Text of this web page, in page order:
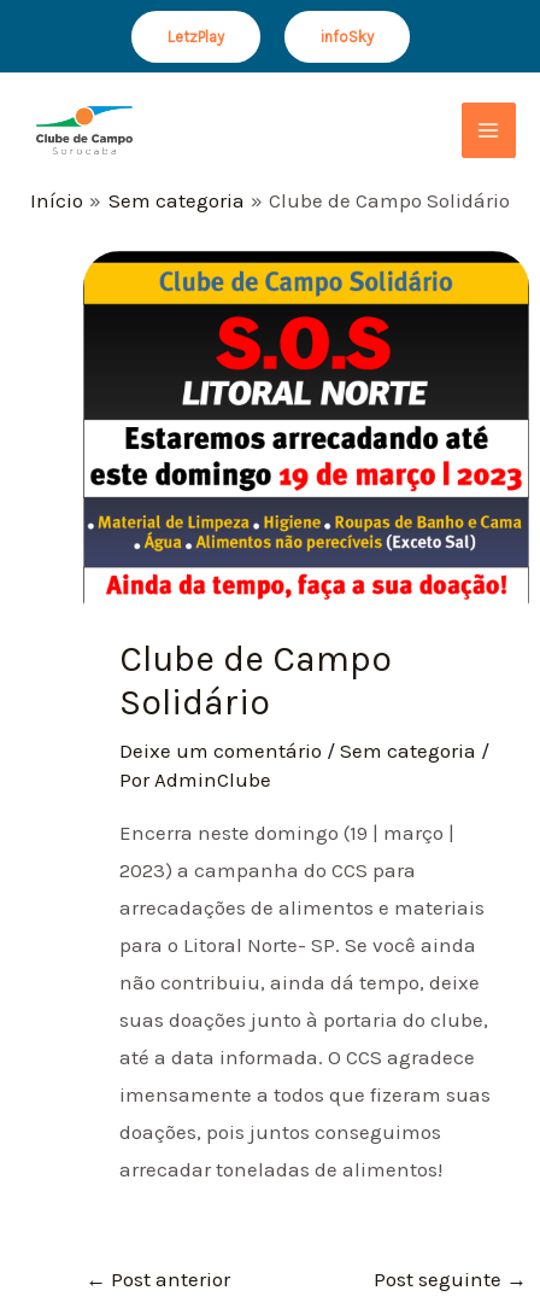
conteúdo
LetzPlay infoSky
Início Sem categoria Clube de Campo Solidário
Clube de Campo
Solidário
Deixe um comentário /Sem categoria /
Por AdminClube
Encerra neste domingo (19 | março |
2023) a campanha do CCS para
arrecadações de alimentos e materiais
para o Litoral Norte- SP. Se você ainda
não contribuiu, ainda dá tempo, deixe
suas doações junto à portaria do clube,
até a data informada. O CCS agradece
imensamente a todos que fizeram suas
doações, pois juntos conseguimos
arrecadar toneladas de alimentos!
navigation
← Post anterior Post seguinte →